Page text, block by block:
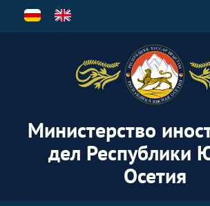
Перейти
Министерство
дел Республики
Осетия